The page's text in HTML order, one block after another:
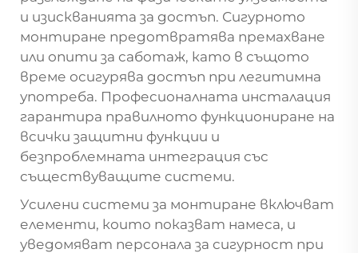
и изискванията за достъп. Сигурното
монтиране предотвратява премахване
или опити за саботаж, като в същото
време осигурява достъп при легитимна
употреба. Професионалната инсталация
гарантира правилното функциониране на
всички защитни функции и
безпроблемната интеграция със
съществуващите системи.
Усилени системи за монтиране включват
елементи, които показват намеса, и
уведомяват персонала за сигурност при